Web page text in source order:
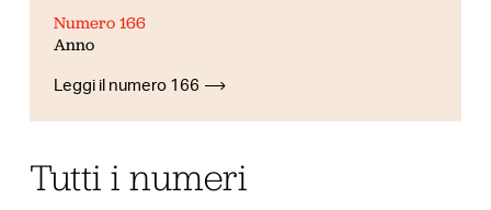
Numero 166
Anno
Leggi il numero 166
Tutti i numeri